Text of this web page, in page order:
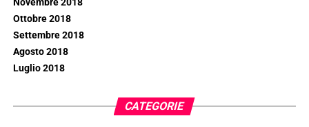
Novembre 2018
Ottobre 2018
Settembre 2018
Agosto 2018
Luglio 2018
CATEGORIE